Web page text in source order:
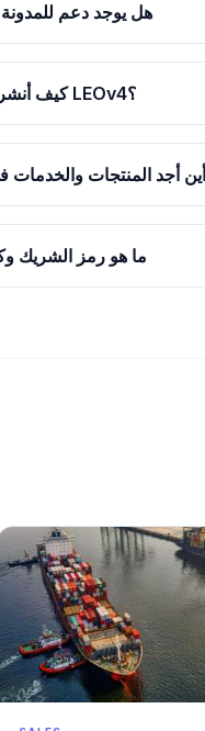
هل يوجد دعم
كيف أنشر مدونة على لوحة معلومات LEOv4؟
أين أجد المنتجات
ما هو رمز الشريك